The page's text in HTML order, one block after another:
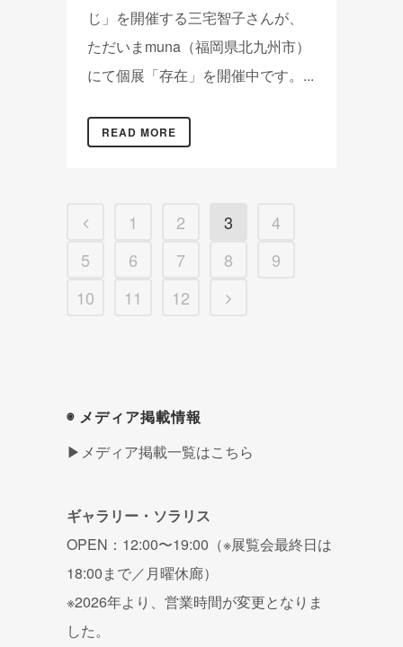
じ」を開催する三宅智子さんが、
ただいまmuna（福岡県北九州市）
にて個展「存在」を開催中です。...
READ MORE
1 2 3
4
5
6 7 8
9
10
11 12
◉ メディア掲載情報
▶メディア掲載一覧はこちら
ギャラリー・ソラリス
OPEN：12:00〜19:00（※展覧会最終日は
18:00まで／月曜休廊）
※2026年より、営業時間が変更となりま
した。